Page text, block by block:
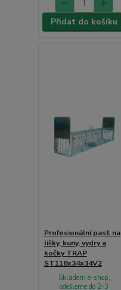
Přidat do košíku
Profesionální past na
lišky, kuny, vydry a
kočky TRAP
ST118x34x34V2
Skladem e-shop,
odešleme do 2-3